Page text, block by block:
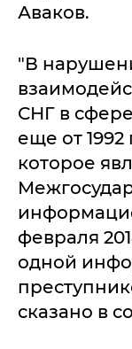
Аваков.
"В
СНГ в
еще от
которое
февраля
одной
сказано в